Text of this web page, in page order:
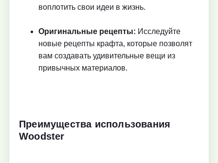
воплотить свои идеи в жизнь.
Оригинальные рецепты: Исследуйте
новые рецепты крафта, которые позволят
вам создавать удивительные вещи из
привычных материалов.
Преимущества использования
Woodster